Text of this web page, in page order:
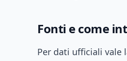
Fonti e come
Per dati ufficiali vale